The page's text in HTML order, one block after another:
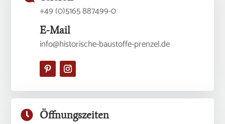
+49 (0)5165 887499-0
E-Mail
info@historische-baustoffe-prenzel.de
 Öffnungszeiten